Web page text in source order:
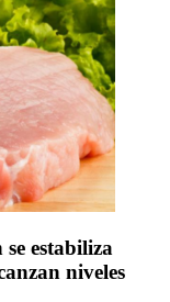
estabiliza
niveles